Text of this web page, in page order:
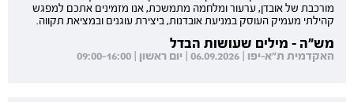
מורכבת של אובדן, ערעור ומלחמה מתמשכת, אנו מזמינים אתכם למפגש
קהילתי מעמיק העוסק במניעת אובדנות, ביצירת עוגנים ובמציאת תקווה.
מש"ה - מילים שעושות הבדל
האקדמית ת"א-יפו | 06.09.2026 | יום ראשון | 09:00-16:00